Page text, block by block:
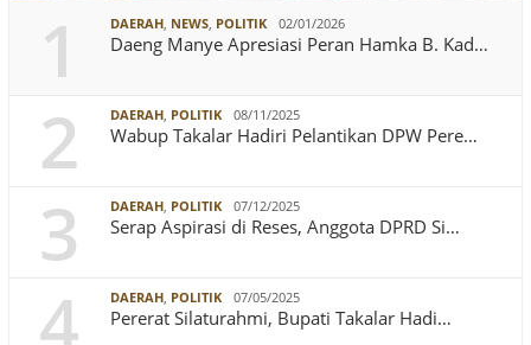
1 DAERAH, NEWS, POLITIK 02/01/2026
Daeng Manye Apresiasi Peran Hamka B. Kad…
2 DAERAH, POLITIK 08/11/2025
Wabup Takalar Hadiri Pelantikan DPW Pere…
3 DAERAH, POLITIK 07/12/2025
Serap Aspirasi di Reses, Anggota DPRD Si…
4 DAERAH, POLITIK 07/05/2025
Pererat Silaturahmi, Bupati Takalar Hadi…